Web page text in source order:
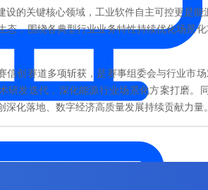
设的关键核心领域，工业软件自主可控更是
态，围绕各典型行业业务特性持续优化场景
信创赛道多项斩获，是赛事组委会与行业市
研发迭代，深化能源行业场景化方案打磨
深化落地、数字经济高质量发展持续贡献力量